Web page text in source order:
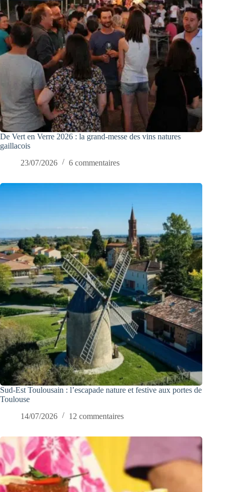
De Vert en Verre 2026 : la grand-messe des vins natures
gaillacois
23/07/2026
6 commentaires
Sud-Est Toulousain : l’escapade nature et festive aux portes de
Toulouse
14/07/2026
12 commentaires